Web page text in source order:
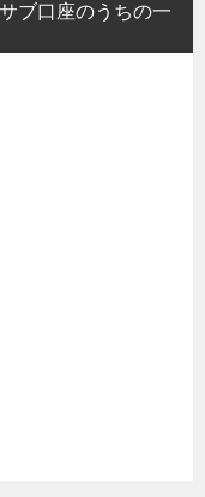
ブ口座のうちの一